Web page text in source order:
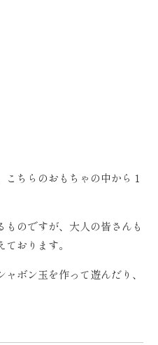
ちらのおもちゃの中から１
のですが、大人の皆さんも
おります。
ボン玉を作って遊んだり、